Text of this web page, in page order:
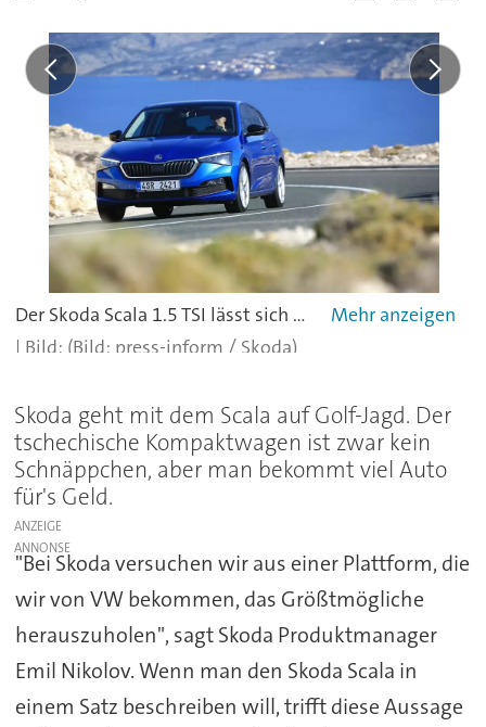
Der Skoda Scala 1.5 TSI lässt sich durchaus sportlich bewegen.
(Bild: press-inform / Skoda)
Skoda geht mit dem Scala auf Golf-Jagd. Der
tschechische Kompaktwagen ist zwar kein
Schnäppchen, aber man bekommt viel Auto
für's Geld.
ANZEIGE
"Bei Skoda versuchen wir aus einer Plattform, die
wir von VW bekommen, das Größtmögliche
herauszuholen", sagt Skoda Produktmanager
Emil Nikolov. Wenn man den Skoda Scala in
einem Satz beschreiben will, trifft diese Aussage